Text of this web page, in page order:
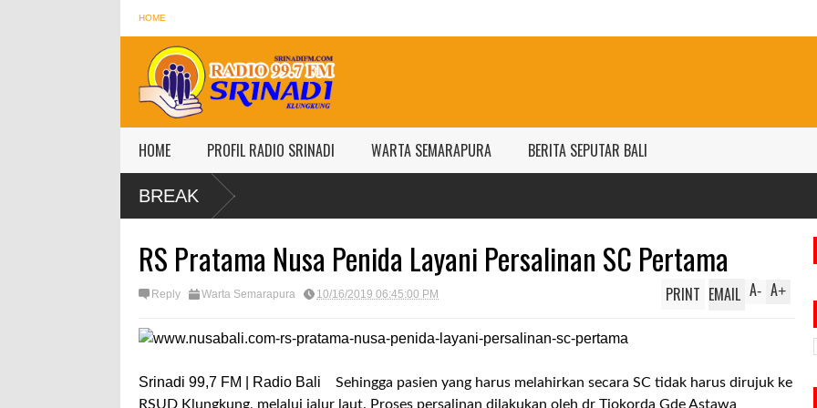
HOME
HOME PROFIL RADIO SRINADI WARTA SEMARAPURA BERITA SEPUTAR BALI
BREAK
RS Pratama Nusa Penida Layani Persalinan SC Pertama
Reply Warta Semarapura 10/16/2019 06:45:00 PM A+
A-
PRINT EMAIL
Srinadi 99,7 FM | Radio Bali Sehingga pasien yang harus melahirkan secara SC tidak harus dirujuk ke
RSUD Klungkung, melalui jalur laut. Proses persalinan dilakukan oleh dr Tjokorda Gde Astawa